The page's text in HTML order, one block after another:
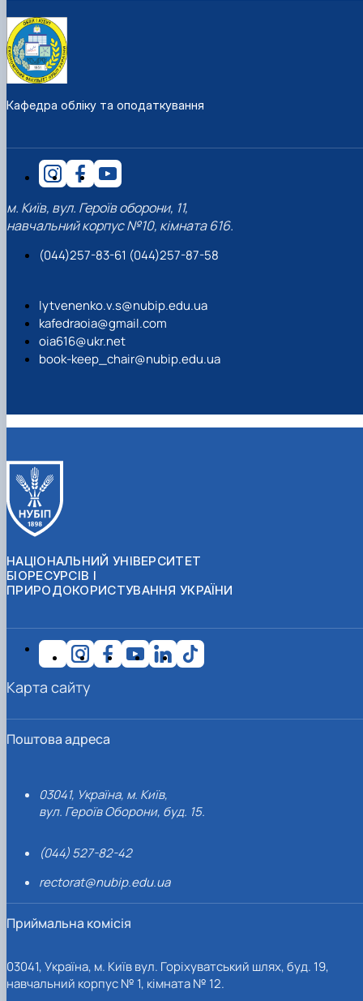
Кафедра обліку та оподаткування
м. Київ, вул. Героїв оборони, 11,
навчальний корпус №10, кімната 616.
(044)257-83-61 (044)257-87-58
lytvenenko.v.s@nubip.edu.ua
kafedraoia@gmail.com
oia616@ukr.net
book-keep_chair@nubip.edu.ua
НАЦІОНАЛЬНИЙ УНІВЕРСИТЕТ
БІОРЕСУРСІВ І
ПРИРОДОКОРИСТУВАННЯ УКРАЇНИ
Поштова адреса
03041, Україна, м. Київ,
вул. Героїв Оборони, буд. 15.
(044) 527-82-42
rectorat@nubip.edu.ua
Приймальна комісія
03041, Україна, м. Київ вул. Горіхуватський шлях, буд. 19,
навчальний корпус № 1, кімната № 12.
Карта сайту